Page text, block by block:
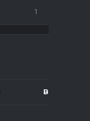
1
BRANKA